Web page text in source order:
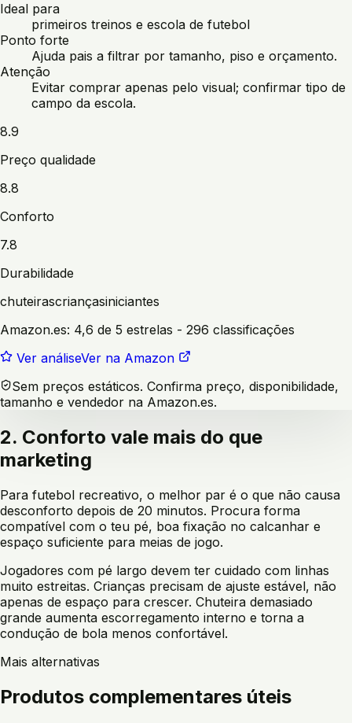
Ideal para
primeiros treinos e escola de futebol
Ponto forte
Ajuda pais a filtrar por tamanho, piso e orçamento.
Atenção
Evitar comprar apenas pelo visual; confirmar tipo de
campo da escola.
8.9
Preço qualidade
8.8
Conforto
7.8
Durabilidade
chuteirascriançasiniciantes
Amazon.es: 4,6 de 5 estrelas - 296 classificações
Ver análiseVer na Amazon
Sem preços estáticos. Confirma preço, disponibilidade,
tamanho e vendedor na Amazon.es.
2. Conforto vale mais do que
marketing
Para futebol recreativo, o melhor par é o que não causa
desconforto depois de 20 minutos. Procura forma
compatível com o teu pé, boa fixação no calcanhar e
espaço suficiente para meias de jogo.
Jogadores com pé largo devem ter cuidado com linhas
muito estreitas. Crianças precisam de ajuste estável, não
apenas de espaço para crescer. Chuteira demasiado
grande aumenta escorregamento interno e torna a
condução de bola menos confortável.
Mais alternativas
Produtos complementares úteis